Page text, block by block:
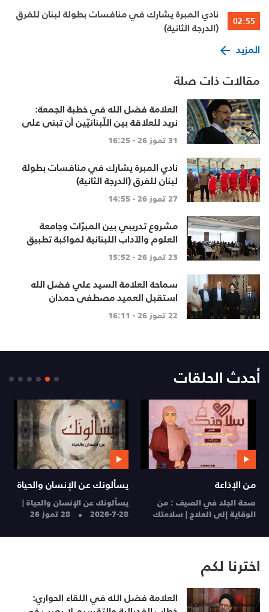
02:55
نادي المبرة يشارك في منافسات بطولة لبنان للفرق
(الدرجة الثانية)
المزيد
مقالات ذات صلة
العلامة فضل الله في خطبة الجمعة:
نريد للعلاقة بين اللّبنانيّين أن تبنى على
الاحترام المتبادل، والانتماء الوطنيّ
الجامع
31 تموز 26 - 16:25
نادي المبرة يشارك في منافسات بطولة
لبنان للفرق (الدرجة الثانية)
27 تموز 26 - 14:55
مشروع تدريبي بين المبرّات وجامعة
العلوم والآداب اللبنانية لمواكبة تطبيق
المنهاج اللبناني المطوّ
23 تموز 26 - 15:52
سماحة العلامة السيد علي فضل الله
استقبل العميد مصطفى حمدان
22 تموز 26 - 16:11
أحدث الحلقات
من الإذاعة
صحة الجلد في الصيف : من
الوقاية إلى العلاج | سلامتك
يسألونك عن الإنسان والحياة
يسألونك عن الإنسان والحياة |
28-7-2026 28 تموز 26
اخترنا لكم
العلامة فضل الله في اللقاء الحواري: